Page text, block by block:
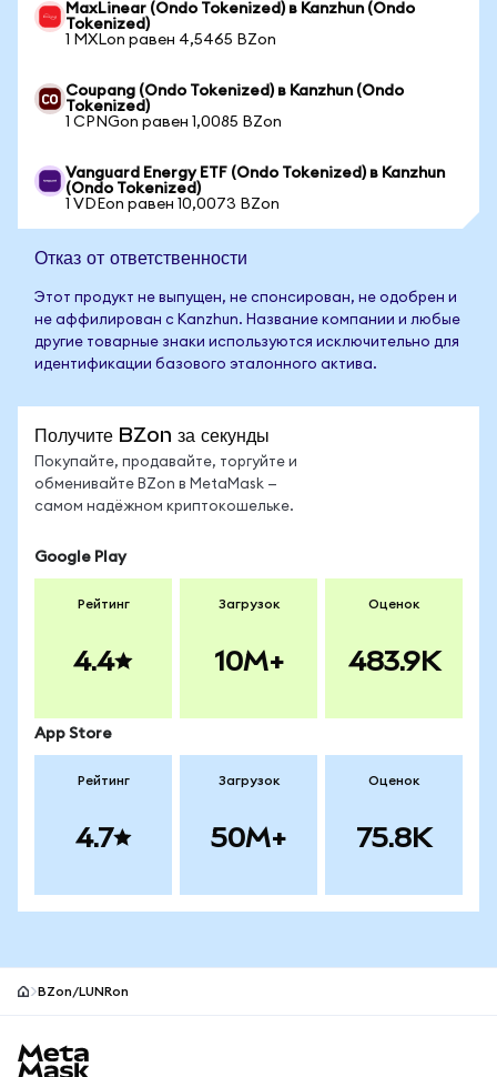
MaxLinear (Ondo Tokenized) в Kanzhun (Ondo
Tokenized)
1 MXLon равен 4,5465 BZon
Coupang (Ondo Tokenized) в Kanzhun (Ondo
Tokenized)
1 CPNGon равен 1,0085 BZon
Vanguard Energy ETF (Ondo Tokenized) в Kanzhun
(Ondo Tokenized)
1 VDEon равен 10,0073 BZon
Отказ от ответственности
Этот продукт не выпущен, не спонсирован, не одобрен и
не аффилирован с Kanzhun. Название компании и любые
другие товарные знаки используются исключительно для
идентификации базового эталонного актива.
Получите BZon за секунды
Покупайте, продавайте, торгуйте и
обменивайте BZon в MetaMask —
самом надёжном криптокошельке.
Google Play
Рейтинг
4.4
Загрузок
10M+
Оценок
483.9K
App Store
Рейтинг
4.7
Загрузок
50M+
Оценок
75.8K
BZon/LUNRon